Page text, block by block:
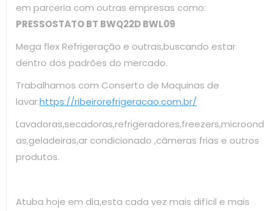
em parceria com outras empresas como:
PRESSOSTATO BT BWQ22D BWL09
Mega flex Refrigeração e outras,buscando estar
dentro dos padrões do mercado.
Trabalhamos com Conserto de Maquinas de
lavar.https://ribeirorefrigeracao.com.br/
Lavadoras,secadoras,refrigeradores,freezers,microond
as,geladeiras,ar condicionado ,câmeras frias e outros
produtos.
Atuba hoje em dia,esta cada vez mais difícil e mais